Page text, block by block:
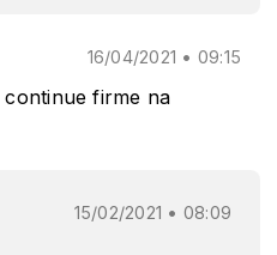
16/04/2021 • 09:15
firme na
15/02/2021 • 08:09